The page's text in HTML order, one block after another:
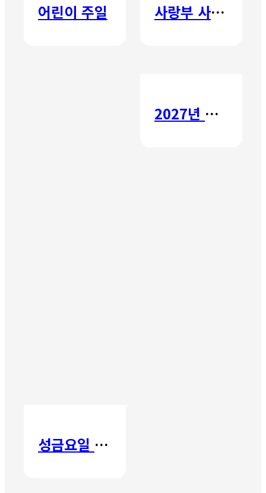
어린이 주일 사랑부 사랑주일
성금요일 칸타타
2027년 갈보리 어학원 유치부 신입생 모집